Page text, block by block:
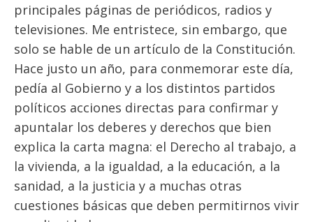
principales páginas de periódicos, radios y
televisiones. Me entristece, sin embargo, que
solo se hable de un artículo de la Constitución.
Hace justo un año, para conmemorar este día,
pedía al Gobierno y a los distintos partidos
políticos acciones directas para confirmar y
apuntalar los deberes y derechos que bien
explica la carta magna: el Derecho al trabajo, a
la vivienda, a la igualdad, a la educación, a la
sanidad, a la justicia y a muchas otras
cuestiones básicas que deben permitirnos vivir